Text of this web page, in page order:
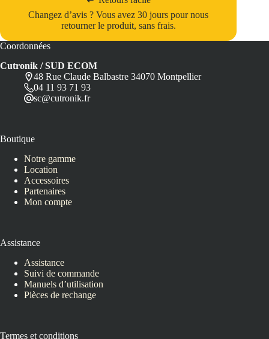
Changez d’avis ? Vous avez 30 jours pour nous
retourner le produit, sans frais.
Coordonnées
Cutronik / SUD ECOM
48 Rue Claude Balbastre 34070 Montpellier
04 11 93 71 93
sc@cutronik.fr
Boutique
Notre gamme
Location
Accessoires
Partenaires
Mon compte
Assistance
Assistance
Suivi de commande
Manuels d’utilisation
Pièces de rechange
Termes et conditions